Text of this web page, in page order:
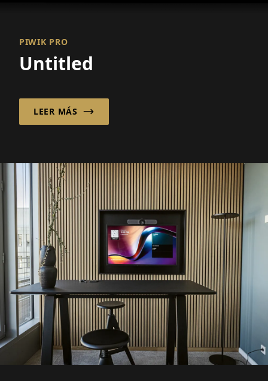
PIWIK PRO
Untitled
LEER MÁS